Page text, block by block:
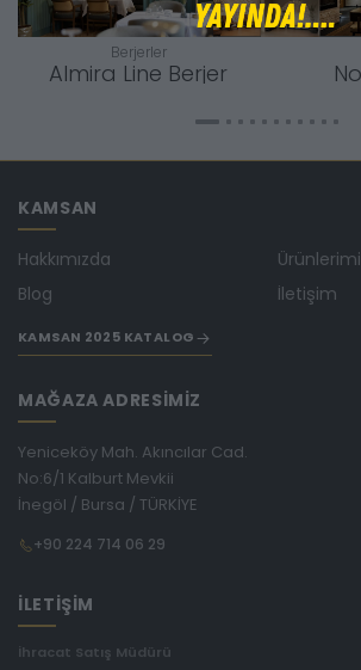
Berjerler
Almira Line Berjer
KAMSAN
Hakkımızda
Blog İletişim
KAMSAN 2025 KATALOG
MAĞAZA ADRESİMİZ
Yeniceköy Mah. Akıncılar Cad.
No:6/1 Kalburt Mevkii
İnegöl / Bursa / TÜRKİYE
+90 224 714 06 29
İLETİŞİM
İhracat Satış Müdürü